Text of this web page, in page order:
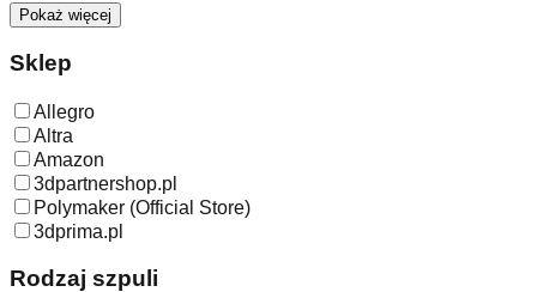
Pokaż więcej
Sklep
Allegro
Altra
Amazon
3dpartnershop.pl
Polymaker (Official Store)
3dprima.pl
Rodzaj szpuli